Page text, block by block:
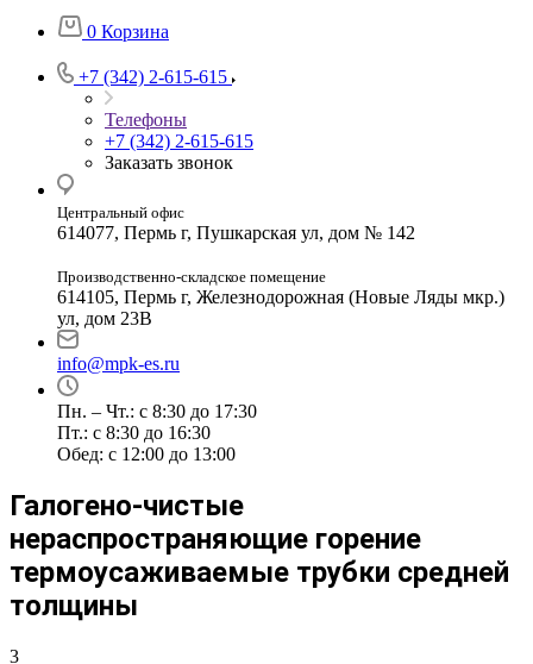
0 Корзина
+7 (342) 2-615-615
Телефоны
+7 (342) 2-615-615
Заказать звонок
Центральный офис
614077, Пермь г, Пушкарская ул, дом № 142
Производственно-складское помещение
614105, Пермь г, Железнодорожная (Новые Ляды мкр.)
ул, дом 23В
info@mpk-es.ru
Пн. – Чт.: с 8:30 до 17:30
Пт.: с 8:30 до 16:30
Обед: с 12:00 до 13:00
Галогено-чистые
нераспространяющие горение
термоусаживаемые трубки средней
толщины
3